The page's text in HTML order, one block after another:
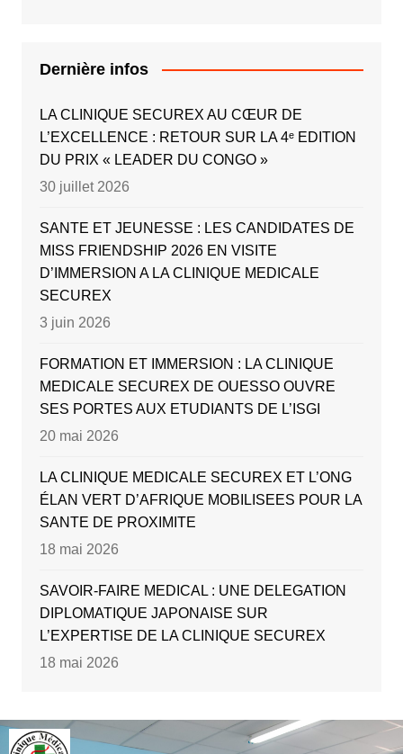
Dernière infos
LA CLINIQUE SECUREX AU CŒUR DE
L’EXCELLENCE : RETOUR SUR LA 4ᵉ EDITION
DU PRIX « LEADER DU CONGO »
30 juillet 2026
SANTE ET JEUNESSE : LES CANDIDATES DE
MISS FRIENDSHIP 2026 EN VISITE
D’IMMERSION A LA CLINIQUE MEDICALE
SECUREX
3 juin 2026
FORMATION ET IMMERSION : LA CLINIQUE
MEDICALE SECUREX DE OUESSO OUVRE
SES PORTES AUX ETUDIANTS DE L’ISGI
20 mai 2026
LA CLINIQUE MEDICALE SECUREX ET L’ONG
ÉLAN VERT D’AFRIQUE MOBILISEES POUR LA
SANTE DE PROXIMITE
18 mai 2026
SAVOIR-FAIRE MEDICAL : UNE DELEGATION
DIPLOMATIQUE JAPONAISE SUR
L’EXPERTISE DE LA CLINIQUE SECUREX
18 mai 2026